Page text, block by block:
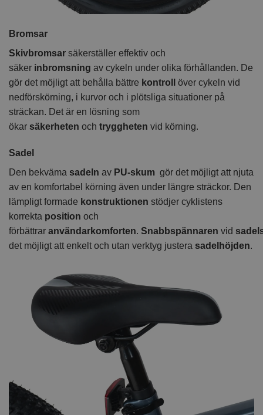
Bromsar
Skivbromsar säkerställer effektiv och
säker inbromsning av cykeln under olika förhållanden. De
gör det möjligt att behålla bättre kontroll
över cykeln vid
nedförskörning, i kurvor och i plötsliga situationer på
sträckan. Det är en lösning som
ökar säkerheten och tryggheten vid körning.
Sadel
Den bekväma sadeln av PU-skum gör det möjligt att njuta
av en komfortabel körning även under längre sträckor. Den
lämpligt formade konstruktionen stödjer cyklistens
korrekta position och
förbättrar användarkomforten. Snabbspännaren vid
det möjligt att enkelt och utan verktyg justera sadelhöjden.